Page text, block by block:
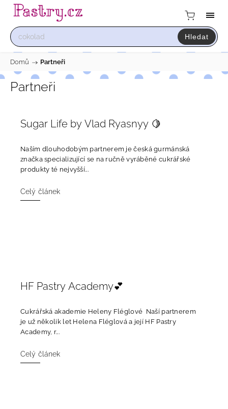
Hledat
Domů / Partneři
Partneři
Sugar Life by Vlad Ryasnyy 🍋
Naším dlouhodobým partnerem je česká gurmánská
značka specializující se na ručně vyráběné cukrářské
produkty té nejvyšší...
Celý článek
HF Pastry Academy💕
Cukrářská akademie Heleny Fléglové Naší partnerem
je už několik let Helena Fléglová a její HF Pastry
Academy, r...
Celý článek